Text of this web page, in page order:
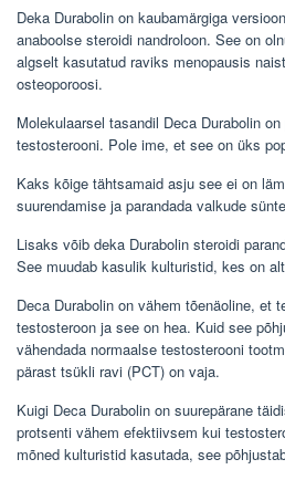
Deka Durabolin on kaubamärgiga
anaboolse steroidi nandroloon. See on
algselt kasutatud raviks menopausis
osteoporoosi.
Molekulaarsel tasandil Deca Durabolin
testosterooni. Pole ime, et see on üks
Kaks kõige tähtsamaid asju see ei on
suurendamise ja parandada valkude
Lisaks võib deka Durabolin steroidi
See muudab kasulik kulturistid, kes on
Deca Durabolin on vähem tõenäoline, et
testosteroon ja see on hea. Kuid see
vähendada normaalse testosterooni
pärast tsükli ravi (PCT) on vaja.
Kuigi Deca Durabolin on suurepärane
protsenti vähem efektiivsem kui
mõned kulturistid kasutada, see